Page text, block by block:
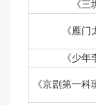
《三
《雁门
《少年
《京剧第一科